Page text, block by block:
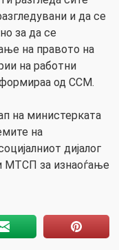
и да се
за да се
на правото на
на работни
од ССМ.
на министерката
на
дијалог
МТСП за изнаоѓање